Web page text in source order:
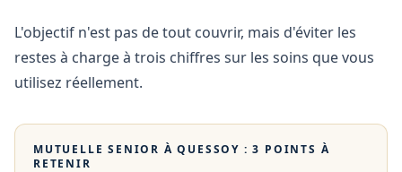
L'objectif n'est pas de tout couvrir, mais d'éviter les
restes à charge à trois chiffres sur les soins que vous
utilisez réellement.
MUTUELLE SENIOR ÀQUESSOY : 3 POINTS À
RETENIR